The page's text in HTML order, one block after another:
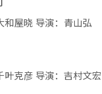
和屋晓 导演：青山弘
叶克彦 导演：吉村文宏